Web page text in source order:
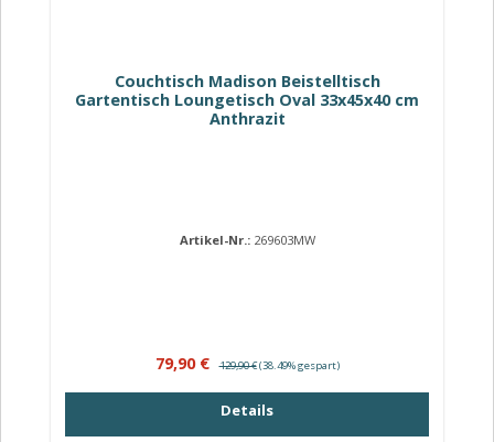
Couchtisch Madison Beistelltisch
Gartentisch Loungetisch Oval 33x45x40 cm
Anthrazit
Artikel-Nr.: 269603MW
Verkaufspreis:
79,90 € Regulärer Preis:
129,90 €(38.49% gespart)
Details